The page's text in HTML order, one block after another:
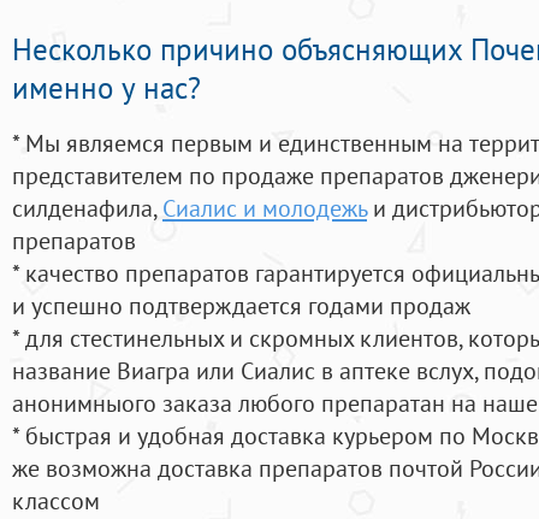
Несколько причино объясняющих
именно у нас?
* Мы являемся первым и единственным на
представителем по продаже препаратов
силденафила, Сиалис и молодежьи
препаратов
* качество препаратов гарантируется
и успешно подтверждается годами продаж
* для стестинельных и скромных клиентов,
название Виагра или Сиалис в аптеке вслух,
анонимныого заказа любого препаратан на
* быстрая и удобная доставка курьером по
же возможна доставка препаратов почтой
классом